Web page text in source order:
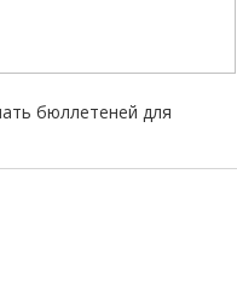
бюллетеней для